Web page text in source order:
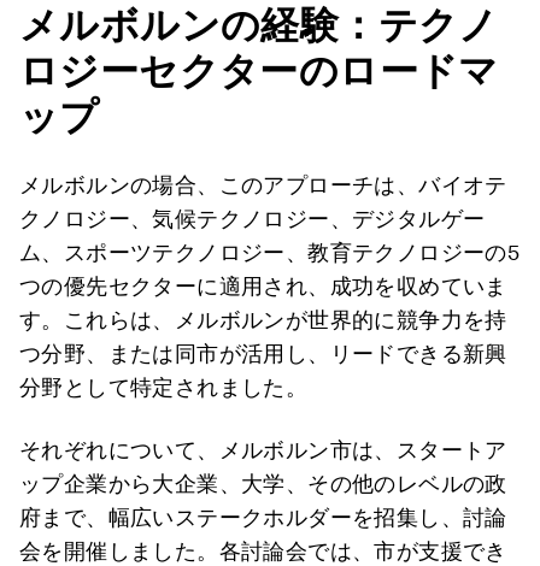
メルボルンの経験：テクノ
ロジーセクターのロードマ
ップ
メルボルンの場合、このアプローチは、バイオテ
クノロジー、気候テクノロジー、デジタルゲー
ム、スポーツテクノロジー、教育テクノロジーの5
つの優先セクターに適用され、成功を収めていま
す。これらは、メルボルンが世界的に競争力を持
つ分野、または同市が活用し、リードできる新興
分野として特定されました。
それぞれについて、メルボルン市は、スタートア
ップ企業から大企業、大学、その他のレベルの政
府まで、幅広いステークホルダーを招集し、討論
会を開催しました。各討論会では、市が支援でき